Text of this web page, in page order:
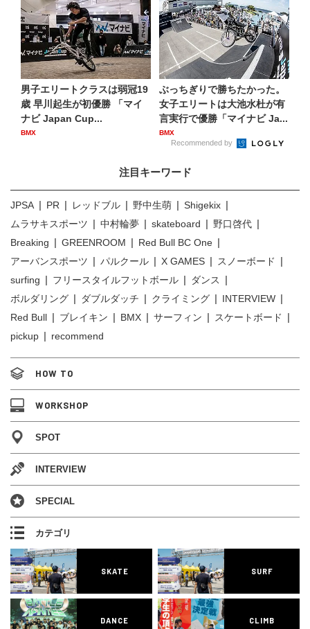
男子エリートクラスは弱冠19
歳 早川起生が初優勝 「マイ
ナビ Japan Cup...
BMX
ぶっちぎりで勝ちたかった。
女子エリートは大池水杜が有
言実行で優勝「マイナビ Ja...
BMX
Recommended by
注目キーワード
JPSA PR レッドブル 野中生萌
Shigekix
ムラサキスポーツ
中村輪夢 skateboard
野口啓代
Breaking
GREENROOM
Red Bull BC One
アーバンスポーツ
パルクール X GAMES
スノーボード
surfing
フリースタイルフットボール
ダンス
ボルダリング
ダブルダッチ クライミング
INTERVIEW
Red Bull
ブレイキン BMX サーフィン
スケートボード
pickup
recommend
HOW TO
WORKSHOP
SPOT
INTERVIEW
SPECIAL
カテゴリ
SKATE SURF
DANCE CLIMB